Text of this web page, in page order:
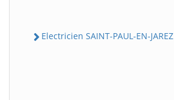
Electricien SAINT-PAUL-EN-JAREZ